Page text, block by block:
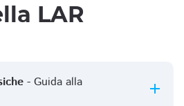
LAR
- Guida alla